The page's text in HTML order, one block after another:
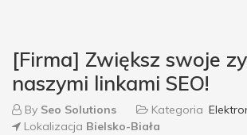
[Firma] Zwiększ swoje
naszymi linkami SEO!
By Seo Solutions Kategoria
Lokalizacja Bielsko-Biała